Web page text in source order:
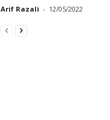
Arif Razali - 12/05/2022